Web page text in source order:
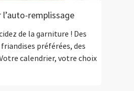
l’auto-remplissage
de la garniture ! Des
préférées, des
calendrier, votre choix